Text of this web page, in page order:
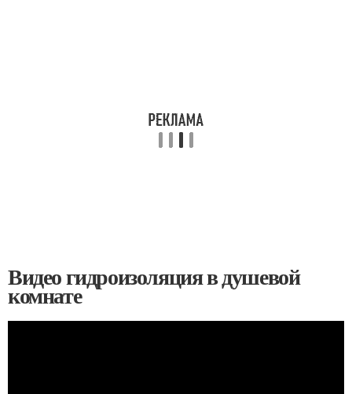
Видео гидроизоляция в душевой
комнате